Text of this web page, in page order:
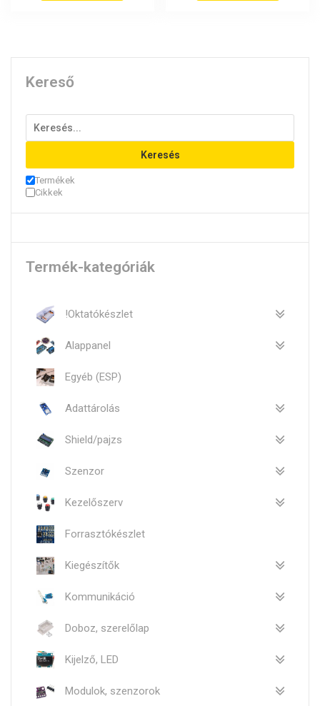
Kereső
Keresés
Termékek
Cikkek
Termék-kategóriák
!Oktatókészlet
Alappanel
Egyéb (ESP)
Adattárolás
Shield/pajzs
Szenzor
Kezelőszerv
Forrasztókészlet
Kiegészítők
Kommunikáció
Doboz, szerelőlap
Kijelző, LED
Modulok, szenzorok